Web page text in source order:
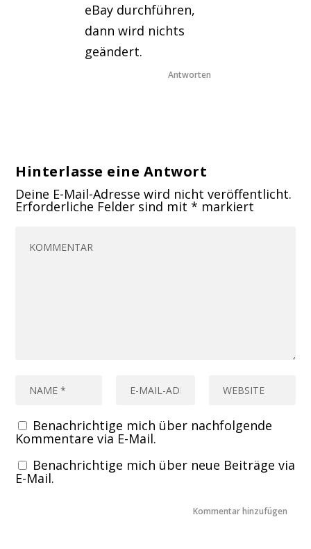
eBay durchführen,
dann wird nichts
geändert.
Antworten
Hinterlasse eine Antwort
Deine E-Mail-Adresse wird nicht veröffentlicht.
Erforderliche Felder sind mit* markiert
Benachrichtige mich über nachfolgende
Kommentare via E-Mail.
Benachrichtige mich über neue Beiträge via
E-Mail.